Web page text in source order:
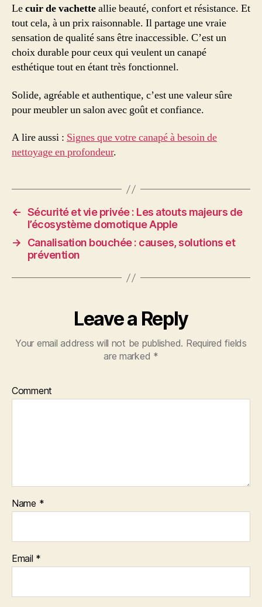
Lecuir de vachetteallie beauté, confort et résistance. Et
tout cela, à un prix raisonnable. Il partage une vraie
sensation de qualité sans être inaccessible. C’est un
choix durable pour ceux qui veulent un canapé
esthétique tout en étant très fonctionnel.
Solide, agréable et authentique, c’est une valeur sûre
pour meubler un salon avec goût et confiance.
A lire aussi : Signes que votre canapé à besoin de
nettoyage en profondeur.
← Sécurité et vie privée : Les atouts majeurs de
l’écosystème domotique Apple
→
Canalisation bouchée : causes, solutions et
prévention
Leave a Reply
Your email address will not be published. Required fields
are marked *
Comment
Name *
Email *